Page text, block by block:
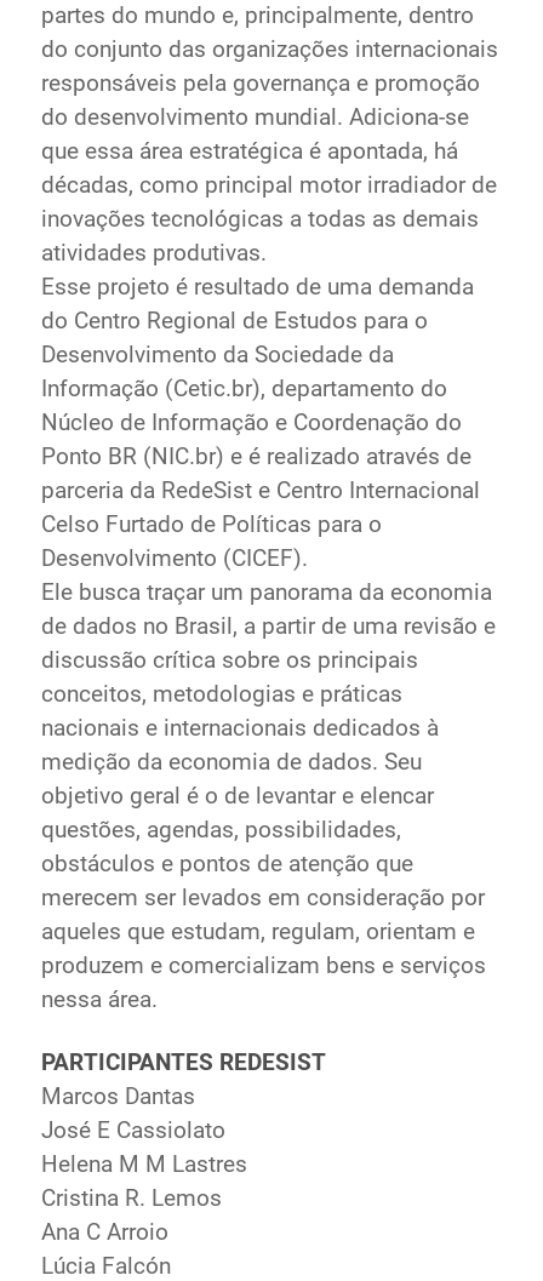
partes do mundo e, principalmente, dentro
do conjunto das organizações internacionais
responsáveis pela governança e promoção
do desenvolvimento mundial. Adiciona-se
que essa área estratégica é apontada, há
décadas, como principal motor irradiador de
inovações tecnológicas a todas as demais
atividades produtivas.
Esse projeto é resultado de uma demanda
do Centro Regional de Estudos para o
Desenvolvimento da Sociedade da
Informação (Cetic.br), departamento do
Núcleo de Informação e Coordenação do
Ponto BR (NIC.br) e é realizado através de
parceria da RedeSist e Centro Internacional
Celso Furtado de Políticas para o
Desenvolvimento (CICEF).
Ele busca traçar um panorama da economia
de dados no Brasil, a partir de uma revisão e
discussão crítica sobre os principais
conceitos, metodologias e práticas
nacionais e internacionais dedicados à
medição da economia de dados. Seu
objetivo geral é o de levantar e elencar
questões, agendas, possibilidades,
obstáculos e pontos de atenção que
merecem ser levados em consideração por
aqueles que estudam, regulam, orientam e
produzem e comercializam bens e serviços
nessa área.
PARTICIPANTES REDESIST
Marcos Dantas
José E Cassiolato
Helena M M Lastres
Cristina R. Lemos
Ana C Arroio
Lúcia Falcón